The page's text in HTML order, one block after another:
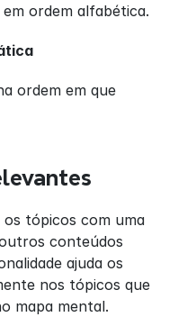
ordem alfabética.
ordem em que
tópicos com uma
conteúdos
ajuda os
nos tópicos que
mapa mental.